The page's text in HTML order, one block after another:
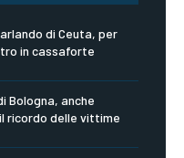
di Ceuta, per
in cassaforte
Bologna, anche
ricordo delle vittime